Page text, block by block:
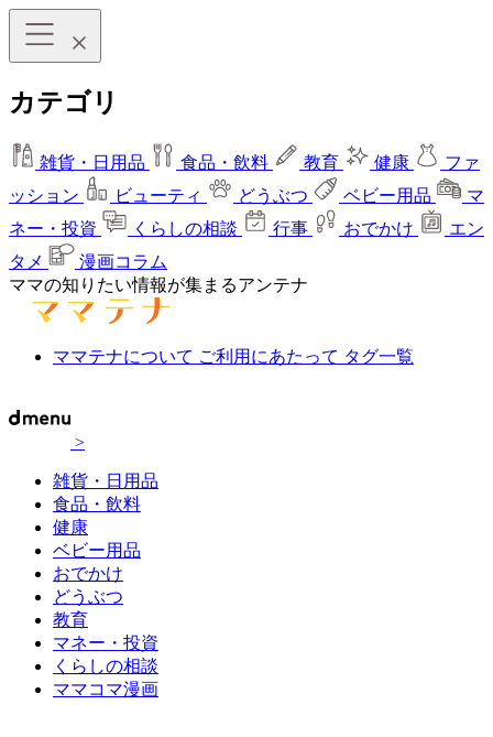
カテゴリ
雑貨・日用品 食品・飲料 教育 健康
ファ
ッション
ビューティ どうぶつ ベビー用品
マ
ネー・投資
くらしの相談 行事 おでかけ
エン
タメ
漫画コラム
ママの知りたい情報が集まるアンテナ
ママテナについて ご利用にあたって タグ一覧
>
雑貨・日用品
食品・飲料
健康
ベビー用品
おでかけ
どうぶつ
教育
マネー・投資
くらしの相談
ママコマ漫画